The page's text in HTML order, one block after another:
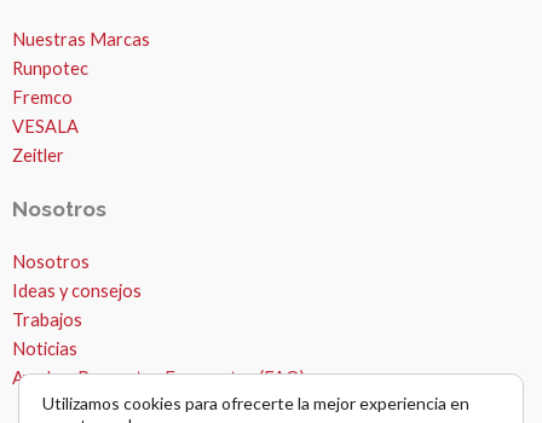
Nuestras Marcas
Runpotec
Fremco
VESALA
Zeitler
Nosotros
Nosotros
Ideas y consejos
Trabajos
Noticias
Ayuda – Preguntas Frecuentes (FAQ)
Utilizamos cookies para ofrecerte la mejor experiencia en